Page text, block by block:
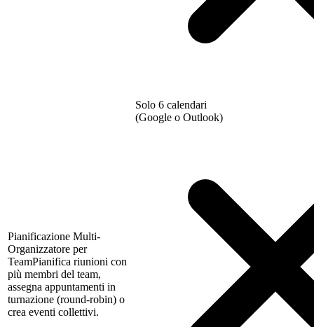
Solo 6 calendari
(Google o Outlook)
Pianificazione Multi-
Organizzatore per
TeamPianifica riunioni con
più membri del team,
assegna appuntamenti in
turnazione (round-robin) o
crea eventi collettivi.